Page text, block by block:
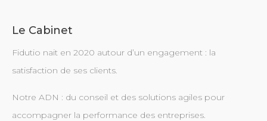
Le Cabinet
Fidutio nait en 2020 autour d’un engagement : la
satisfaction de ses clients.
Notre ADN : du conseil et des solutions agiles pour
accompagner la performance des entreprises.